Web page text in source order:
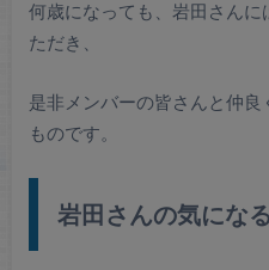
何歳になっても、岩田さん
ただき、
是非メンバーの皆さんと仲
ものです。
岩田さんの気にな